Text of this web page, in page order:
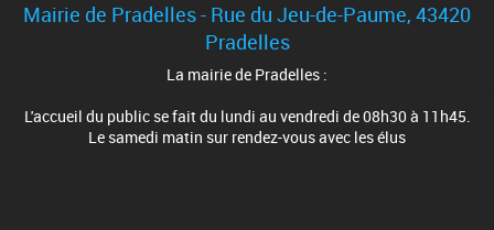
Mairie de Pradelles - Rue du Jeu-de-Paume, 43420
Pradelles
La mairie de Pradelles :
L'accueil du public se fait du lundi au vendredi de 08h30 à 11h45.
Le samedi matin sur rendez-vous avec les élus